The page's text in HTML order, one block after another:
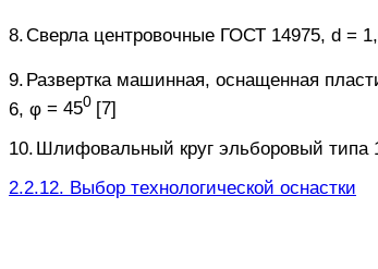
8.Сверла центровочные ГОСТ 14975, d =
9. Развертка машинная, оснащенная
6, φ = 450 [7]
10. Шлифовальный круг эльборовый типа
2.2.12. Выбор технологической оснастки